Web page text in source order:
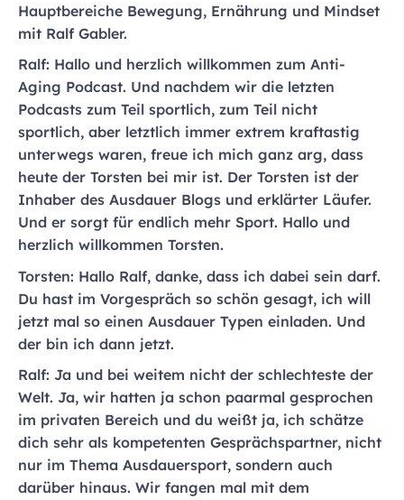
Hauptbereiche Bewegung, Ernährung und Mindset
mit Ralf Gabler.
Ralf: Hallo und herzlich willkommen zum Anti-
Aging Podcast. Und nachdem wir die letzten
Podcasts zum Teil sportlich, zum Teil nicht
sportlich, aber letztlich immer extrem kraftastig
unterwegs waren, freue ich mich ganz arg, dass
heute der Torsten bei mir ist. Der Torsten ist der
Inhaber des Ausdauer Blogs und erklärter Läufer.
Und er sorgt für endlich mehr Sport. Hallo und
herzlich willkommen Torsten.
Torsten: Hallo Ralf, danke, dass ich dabei sein darf.
Du hast im Vorgespräch so schön gesagt, ich will
jetzt mal so einen Ausdauer Typen einladen. Und
der bin ich dann jetzt.
Ralf: Ja und bei weitem nicht der schlechteste der
Welt. Ja, wir hatten ja schon paarmal gesprochen
im privaten Bereich und du weißt ja, ich schätze
dich sehr als kompetenten Gesprächspartner, nicht
nur im Thema Ausdauersport, sondern auch
darüber hinaus. Wir fangen mal mit dem